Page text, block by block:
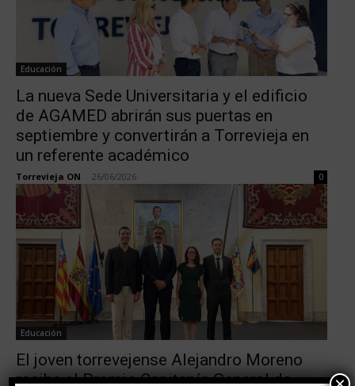
Educación
La nueva Sede Universitaria y el edificio
de AGAMED abrirán sus puertas en
septiembre y convertirán a Torrevieja en
un referente académico
Torrevieja ON 26/06/2026 0
Educación
El joven torrevejense Alejandro Moreno
recibe el Premio Capitanía General de